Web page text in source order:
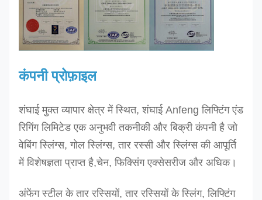
डीईई-10T
डीईई-12T
10
12
नारंगी
250
300 -
300 - -
अन्य आकार अनुरोध पर उत्पादन किया जा सकता है
कंपनी प्रोफ़ाइल
शंघाई मुक्त व्यापार क्षेत्र में स्थित, शंघाई Anfeng लिफ्टिंग एंड
रिगिंग लिमिटेड एक अनुभवी तकनीकी और बिक्री कंपनी है जो
वेबिंग स्लिंग्स, गोल स्लिंग्स, तार रस्सी और स्लिंग्स की आपूर्ति
में विशेषज्ञता प्राप्त है,चेन, फिक्सिंग एक्सेसरीज और अधिक।
अंफेंग स्टील के तार रस्सियों, तार रस्सियों के स्लिंग, लिफ्टिंग